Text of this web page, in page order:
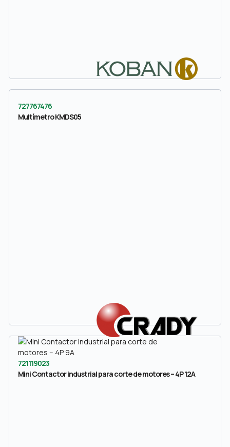
727767476
Multímetro KMDS05
721119023
Mini Contactor industrial para corte de motores – 4P 12A